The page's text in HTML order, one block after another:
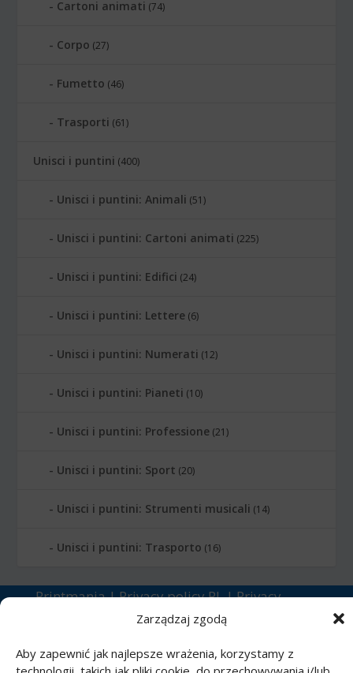
Zarządzaj zgodą
Aby zapewnić jak najlepsze wrażenia, korzystamy z
Cartoni animati (74)
Corpo (27)
Fumetto (46)
Trasporti (61)
Unisci i puntini (400)
Unisci i puntini: Animali (51)
Unisci i puntini: Cartoni animati (225)
Unisci i puntini: Edifici (24)
Unisci i puntini: Lettere (6)
Unisci i puntini: Numerati (12)
Unisci i puntini: Pianeti (10)
Unisci i puntini: Professione (21)
Unisci i puntini: Sport (20)
Unisci i puntini: Strumenti musicali (14)
Unisci i puntini: Trasporto (16)
Printmania|Privacy policy PL|Privacy
Privacy policy DE|
Contact us